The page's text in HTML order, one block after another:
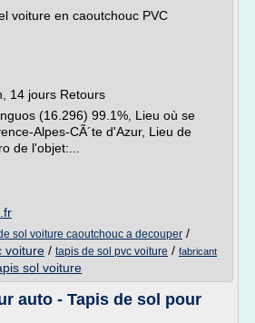
voiture en caoutchouc PVC
14 jours Retours
(16.296) 99.1%, Lieu où se
Alpes-CÃ´te d'Azur, Lieu de
de l'objet:...
sol voiture caoutchouc a decouper /
voiture / tapis de sol pvc voiture / fabricant
sol voiture
auto - Tapis de sol pour